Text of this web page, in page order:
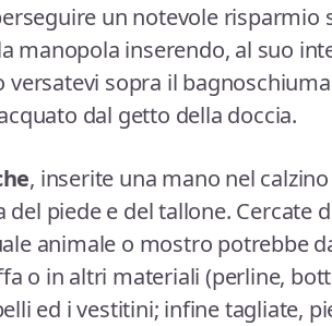
un notevole risparmio
manopola inserendo, al suo
versatevi sopra il
dal getto della doccia.
, inserite una mano nel
piede e del tallone. Cercate
animale o mostro potrebbe
o in altri materiali (perline,
ed i vestitini; infine tagliate,